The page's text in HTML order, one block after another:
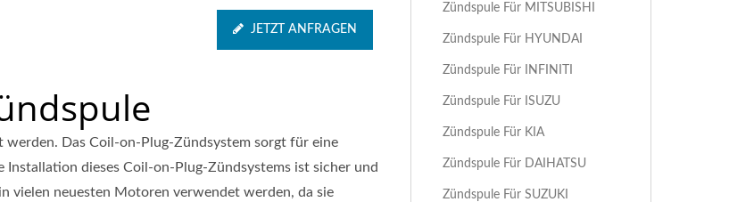
JETZT ANFRAGEN
Das Coil-on-Plug-Zündsystem sorgt für eine
dieses Coil-on-Plug-Zündsystems ist sicher und
vielen neuesten Motoren verwendet werden, da sie
Zündspule Für MITSUBISHI
Zündspule Für HYUNDAI
Zündspule Für INFINITI
Zündspule Für ISUZU
Zündspule Für KIA
Zündspule Für DAIHATSU
Zündspule Für SUZUKI